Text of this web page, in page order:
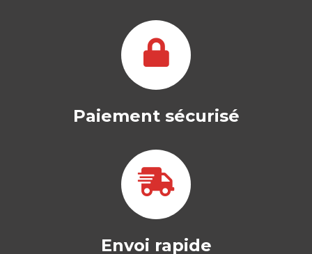
-- Ouvrage labellisé par le Collège de
Labellisation de la FNEGE (2022), dans…
25,00
Paiement sécurisé
Envoi rapide